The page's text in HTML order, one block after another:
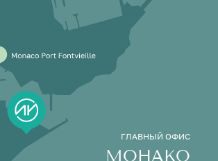
ГЛАВНЫЙ ОФИС
МОНАКО